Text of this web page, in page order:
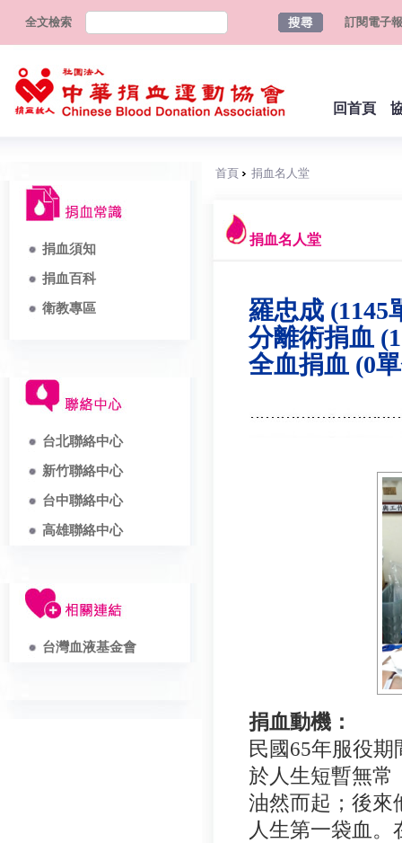
全文檢索 訂閱電子報
回首頁
捐血須知
捐血百科
衛教專區
台北聯絡中心
新竹聯絡中心
台中聯絡中心
高雄聯絡中心
台灣血液基金會
首頁 捐血名人堂
捐血名人堂
羅忠成 (1145
分離術捐血
全血捐血 (0
捐血動機：
民國65年服役期
於人生短暫無常
油然而起；後來
人生第一袋血